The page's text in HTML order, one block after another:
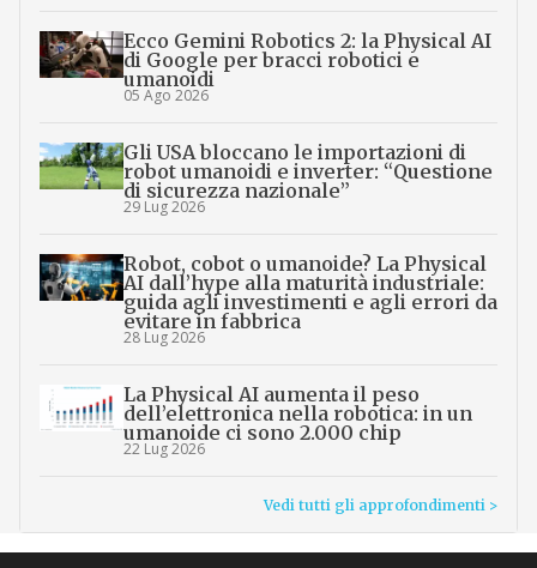
Ecco Gemini Robotics 2: la Physical AI
di Google per bracci robotici e
umanoidi
05 Ago 2026
Gli USA bloccano le importazioni di
robot umanoidi e inverter: “Questione
di sicurezza nazionale”
29 Lug 2026
Robot, cobot o umanoide? La Physical
AI dall’hype alla maturità industriale:
guida agli investimenti e agli errori da
evitare in fabbrica
28 Lug 2026
La Physical AI aumenta il peso
dell’elettronica nella robotica: in un
umanoide ci sono 2.000 chip
22 Lug 2026
Vedi tutti gli approfondimenti >